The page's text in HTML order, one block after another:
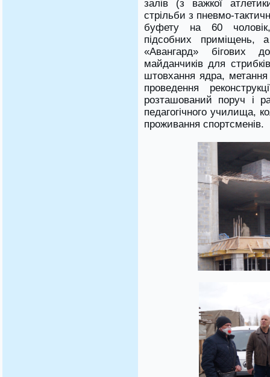
залів (з важкої
стрільби з пневмо-
буфету на 60
підсобних приміщень,
«Авангард» бігових
майданчиків для
штовхання ядра,
проведення
розташований поруч і
педагогічного училища,
проживання спортсменів.